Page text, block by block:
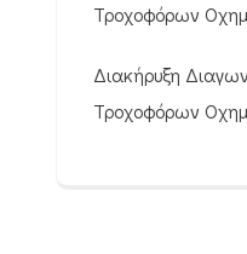
Τροχοφόρων
Διακήρυξη
Τροχοφόρων